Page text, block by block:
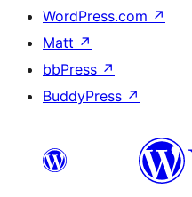
WordPress.com ↗
Matt ↗
bbPress ↗
BuddyPress ↗